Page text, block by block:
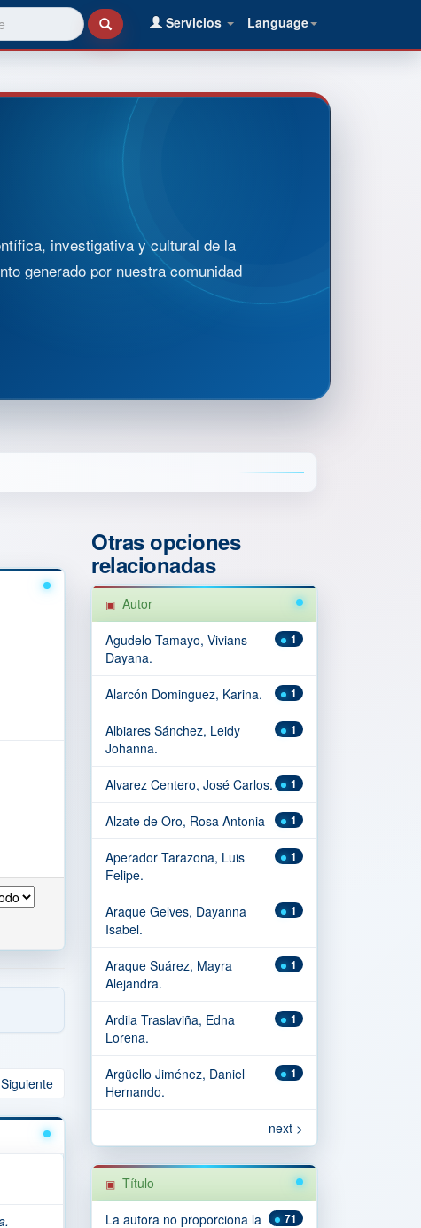
Language
Servicios
investigativa y cultural de la
generado por nuestra comunidad
Siguiente
Otras opciones
relacionadas
Autor
1
Agudelo Tamayo, Vivians
Dayana.
1
Alarcón Dominguez, Karina.
1
Albiares Sánchez, Leidy
Johanna.
1
Alvarez Centero, José Carlos.
1
Alzate de Oro, Rosa Antonia
1
Aperador Tarazona, Luis
Felipe.
1
Araque Gelves, Dayanna
Isabel.
1
Araque Suárez, Mayra
Alejandra.
1
Ardila Traslaviña, Edna
Lorena.
1
Argüello Jiménez, Daniel
Hernando.
next >
Título
71
La autora no proporciona la